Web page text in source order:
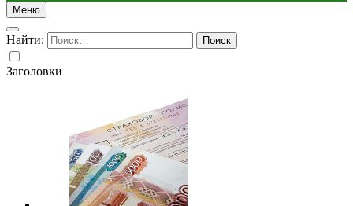
Меню
Найти:
Заголовки